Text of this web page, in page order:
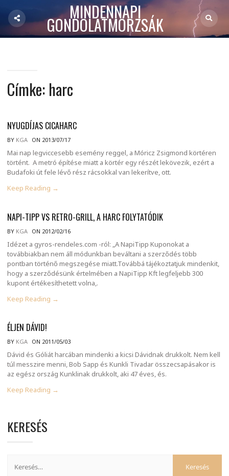
MINDENNAPI
GONDOLATMORZSÁK
Címke: harc
NYUGDÍJAS CICAHARC
BY KGA ON 2013/07/17
Mai nap legviccesebb esemény reggel, a Móricz Zsigmond körtéren
történt. A metró építése miatt a körtér egy részét lekövezik, ezért a
Budafoki út fele lévő rész rácsokkal van lekerítve, ott.
Keep Reading →
NAPI-TIPP VS RETRO-GRILL, A HARC FOLYTATÓDIK
BY KGA ON 2012/02/16
Idézet a gyros-rendeles.com -ról: „A NapiTipp Kuponokat a
továbbiakban nem áll módunkban beváltani a szerződés több
pontban történő megszegése miatt.Továbbá tájékoztatjuk mindenkit,
hogy a szerződésünk értelmében a NapiTipp Kft legfeljebb 300
kupont értékesíthetett volna,.
Keep Reading →
ÉLJEN DÁVID!
BY KGA ON 2011/05/03
Dávid és Góliát harcában mindenki a kicsi Dávidnak drukkolt. Nem kell
túl messzire menni, Bob Sapp és Kunkli Tivadar összecsapásakor is
az egész ország Kunklinak drukkolt, aki 47 éves, és.
Keep Reading →
KERESÉS